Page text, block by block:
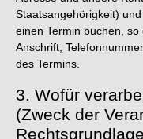
Staatsangehörigkeit)
einen Termin buchen,
Anschrift,
des Termins.
3. Wofür
(Zweck der